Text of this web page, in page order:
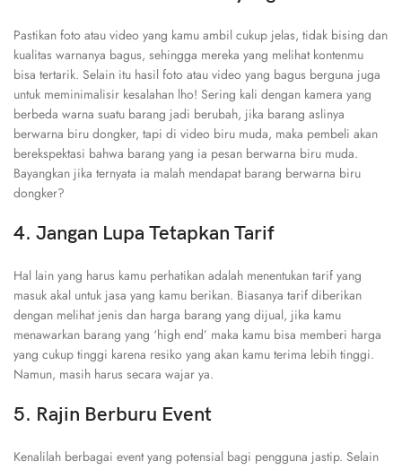
Pastikan foto atau video yang kamu ambil cukup jelas, tidak bising dan
kualitas warnanya bagus, sehingga mereka yang melihat kontenmu
bisa tertarik. Selain itu hasil foto atau video yang bagus berguna juga
untuk meminimalisir kesalahan lho! Sering kali dengan kamera yang
berbeda warna suatu barang jadi berubah, jika barang aslinya
berwarna biru dongker, tapi di video biru muda, maka pembeli akan
berekspektasi bahwa barang yang ia pesan berwarna biru muda.
Bayangkan jika ternyata ia malah mendapat barang berwarna biru
dongker?
4. Jangan Lupa Tetapkan Tarif
Hal lain yang harus kamu perhatikan adalah menentukan tarif yang
masuk akal untuk jasa yang kamu berikan. Biasanya tarif diberikan
dengan melihat jenis dan harga barang yang dijual, jika kamu
menawarkan barang yang ‘high end’ maka kamu bisa memberi harga
yang cukup tinggi karena resiko yang akan kamu terima lebih tinggi.
Namun, masih harus secara wajar ya.
5. Rajin Berburu Event
Kenalilah berbagai event yang potensial bagi pengguna jastip. Selain